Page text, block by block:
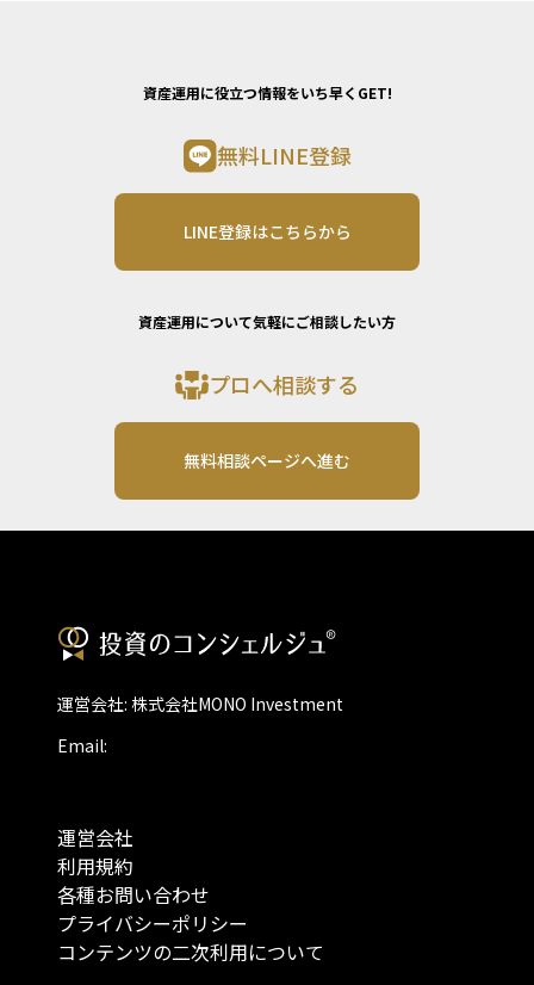
資産運用に役立つ情報をいち早くGET!
無料LINE登録
LINE登録はこちらから
資産運用について気軽にご相談したい方
プロへ相談する
無料相談ページへ進む
運営会社: 株式会社MONO Investment
Email:
運営会社
利用規約
各種お問い合わせ
プライバシーポリシー
コンテンツの二次利用について